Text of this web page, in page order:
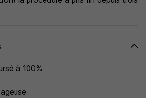
à 100%